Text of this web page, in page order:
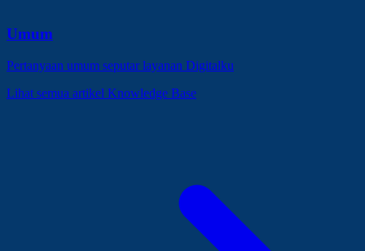
Umum
Pertanyaan umum seputar layanan Digitalku
Lihat semua artikel Knowledge Base